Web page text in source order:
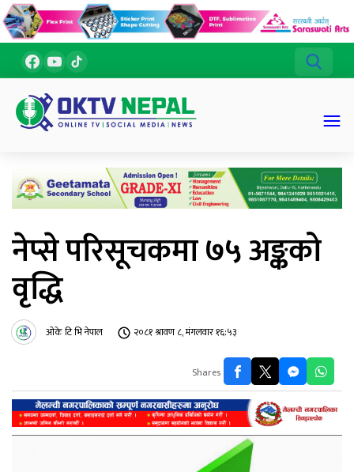
नेप्से परिसूचकमा ७५ अङ्कको
वृद्धि
ओके टि भि नेपाल २०८१ श्रावण ८, मंगलवार १६:५३
Shares